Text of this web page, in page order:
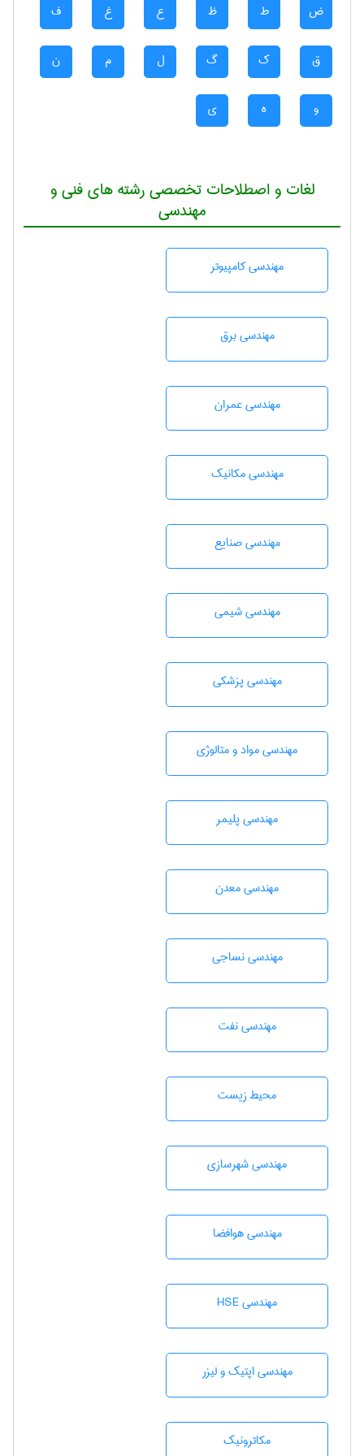
ض ط ظ ع غ ف
ق ک گ ل م ن
و ه ی
لغات و اصطلاحات تخصصی رشته های فنی و
مهندسی
مهندسی كامپيوتر
مهندسی برق
مهندسی عمران
مهندسی مکانیک
مهندسی صنايع
مهندسي شيمی
مهندسی پزشکی
مهندسی مواد و متالوژی
مهندسی پليمر
مهندسی معدن
مهندسي نساجی
مهندسی نفت
محيط زيست
مهندسی شهرسازی
مهندسی هوافضا
مهندسی HSE
مهندسی اپتیک و لیزر
مکاترونیک